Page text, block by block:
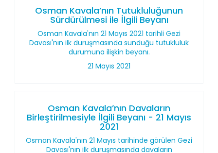
Osman Kavala’nın Tutukluluğunun
Sürdürülmesi ile İlgili Beyanı
Osman Kavala'nın 21 Mayıs 2021 tarihli Gezi
Davası'nın ilk duruşmasında sunduğu tutukluluk
durumuna ilişkin beyanı.
21 Mayıs 2021
Osman Kavala’nın Davaların
Birleştirilmesiyle İlgili Beyanı - 21 Mayıs
2021
Osman Kavala'nın 21 Mayıs tarihinde görülen Gezi
Davası'nın ilk duruşmasında davaların